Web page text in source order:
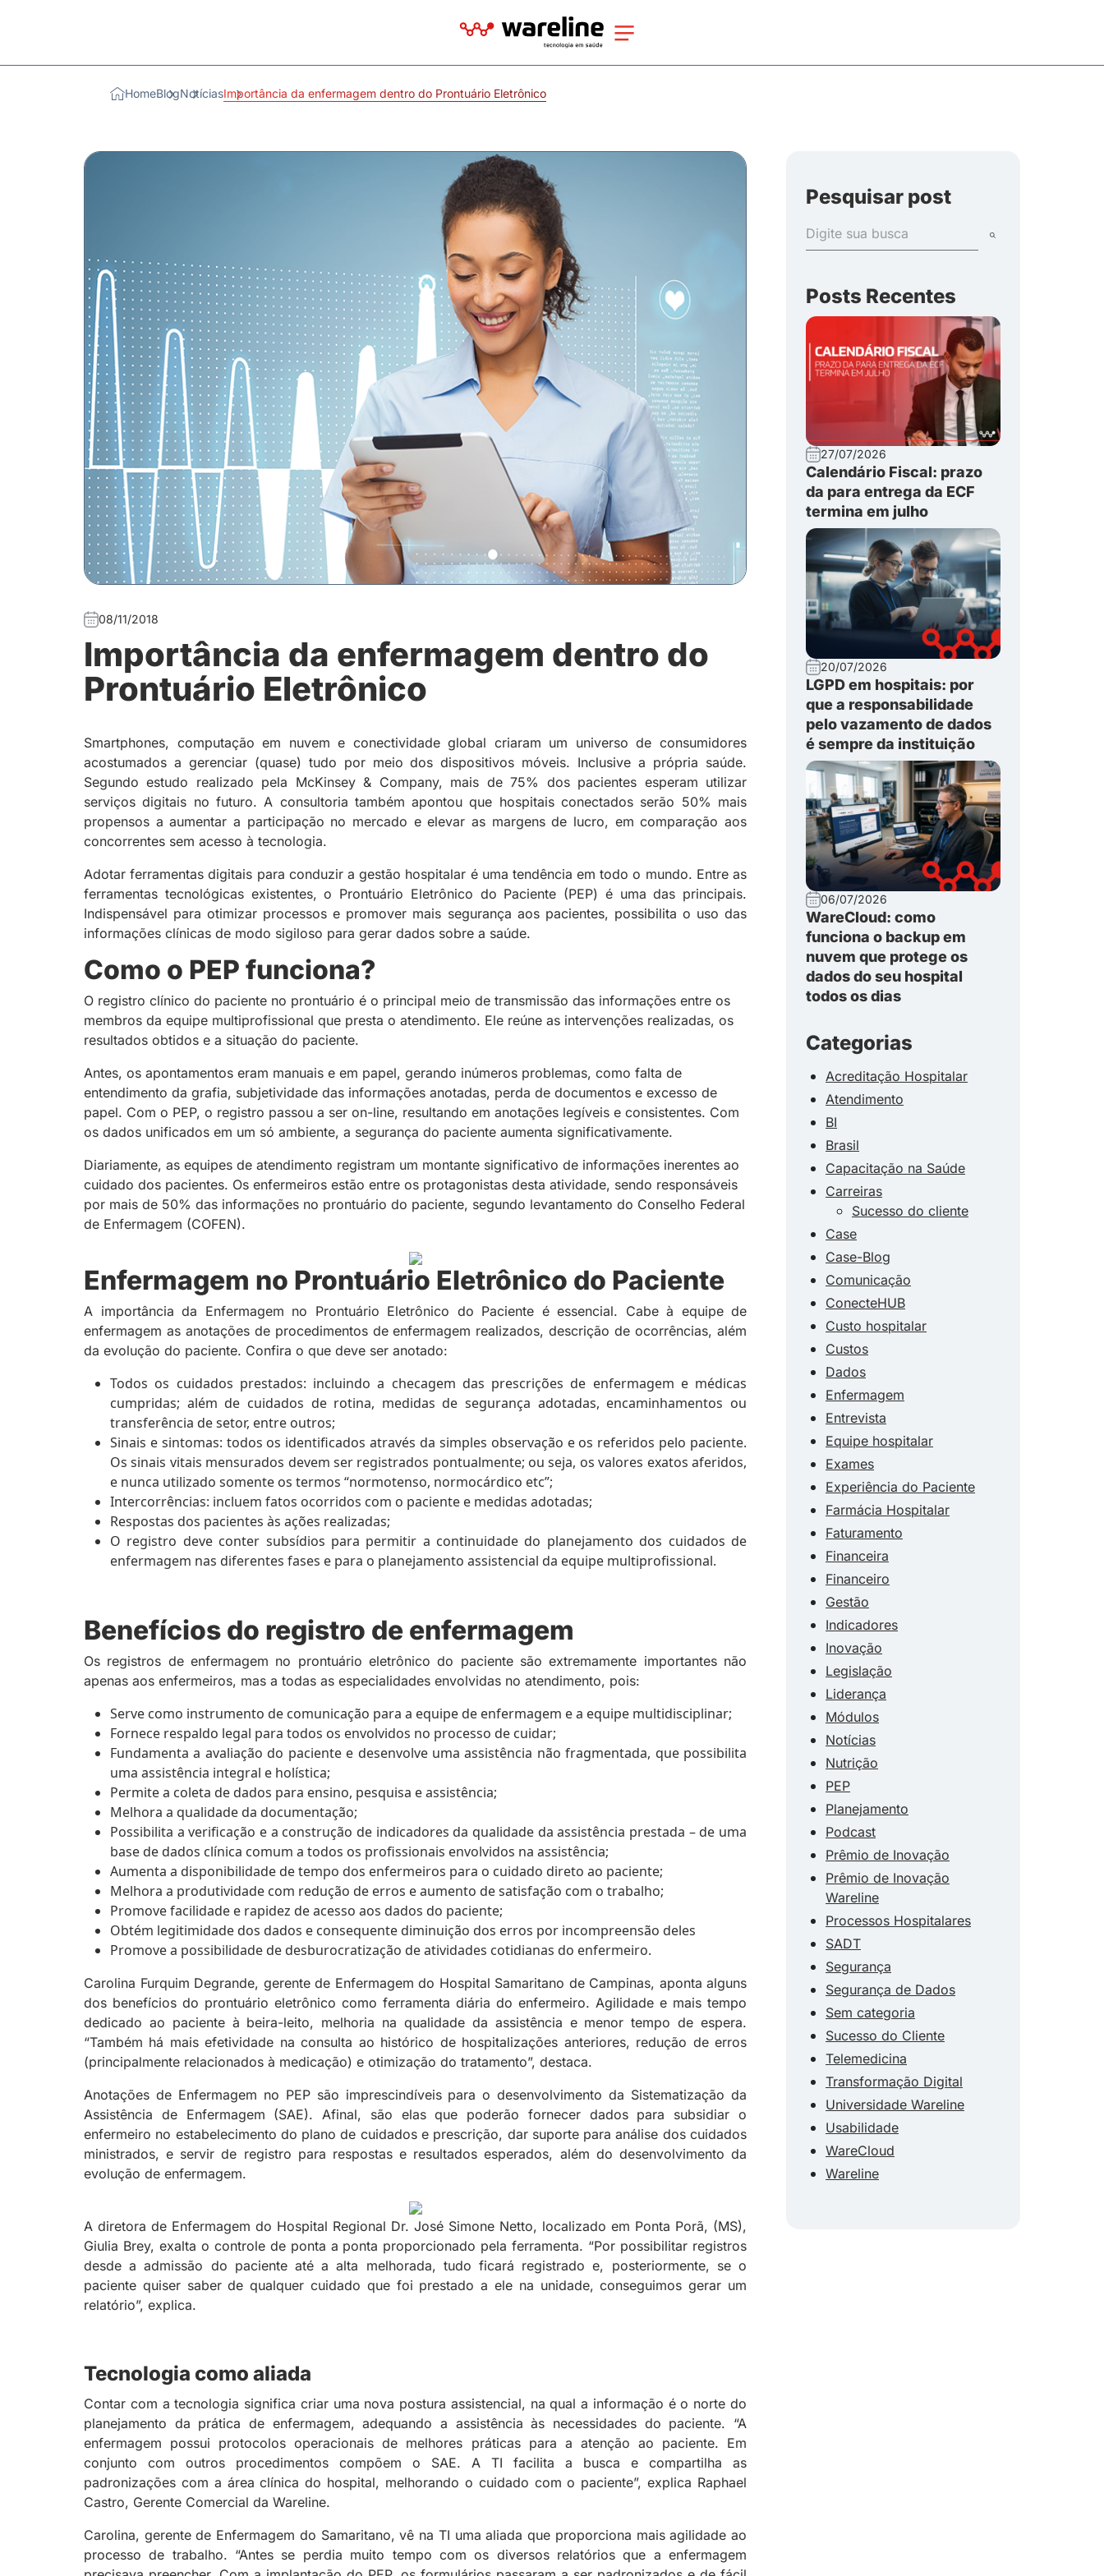
HomeBlogNotíciasImportância da enfermagem dentro do Prontuário Eletrônico
08/11/2018
Importância da enfermagem dentro do
Prontuário Eletrônico
Smartphones, computação em nuvem e conectividade global criaram um universo de consumidores
acostumados a gerenciar (quase) tudo por meio dos dispositivos móveis. Inclusive a própria saúde.
Segundo estudo realizado pela McKinsey & Company, mais de 75% dos pacientes esperam utilizar
serviços digitais no futuro. A consultoria também apontou que hospitais conectados serão 50% mais
propensos a aumentar a participação no mercado e elevar as margens de lucro, em comparação aos
concorrentes sem acesso à tecnologia.
Adotar ferramentas digitais para conduzir a gestão hospitalar é uma tendência em todo o mundo. Entre as
ferramentas tecnológicas existentes, o Prontuário Eletrônico do Paciente (PEP) é uma das principais.
Indispensável para otimizar processos e promover mais segurança aos pacientes, possibilita o uso das
informações clínicas de modo sigiloso para gerar dados sobre a saúde.
Como o PEP funciona?
O registro clínico do paciente no prontuário é o principal meio de transmissão das informações entre os
membros da equipe multiprofissional que presta o atendimento. Ele reúne as intervenções realizadas, os
resultados obtidos e a situação do paciente.
Antes, os apontamentos eram manuais e em papel, gerando inúmeros problemas, como falta de
entendimento da grafia, subjetividade das informações anotadas, perda de documentos e excesso de
papel. Com o PEP, o registro passou a ser on-line, resultando em anotações legíveis e consistentes. Com
os dados unificados em um só ambiente, a segurança do paciente aumenta significativamente.
Diariamente, as equipes de atendimento registram um montante significativo de informações inerentes ao
cuidado dos pacientes. Os enfermeiros estão entre os protagonistas desta atividade, sendo responsáveis
por mais de 50% das informações no prontuário do paciente, segundo levantamento do Conselho Federal
de Enfermagem (COFEN).
Enfermagem no Prontuário Eletrônico do Paciente
A importância da Enfermagem no Prontuário Eletrônico do Paciente é essencial. Cabe à equipe de
enfermagem as anotações de procedimentos de enfermagem realizados, descrição de ocorrências, além
da evolução do paciente. Confira o que deve ser anotado:
Todos os cuidados prestados: incluindo a checagem das prescrições de enfermagem e médicas
cumpridas; além de cuidados de rotina, medidas de segurança adotadas, encaminhamentos ou
transferência de setor, entre outros;
Sinais e sintomas: todos os identificados através da simples observação e os referidos pelo paciente.
Os sinais vitais mensurados devem ser registrados pontualmente; ou seja, os valores exatos aferidos,
e nunca utilizado somente os termos “normotenso, normocárdico etc”;
Intercorrências: incluem fatos ocorridos com o paciente e medidas adotadas;
Respostas dos pacientes às ações realizadas;
O registro deve conter subsídios para permitir a continuidade do planejamento dos cuidados de
enfermagem nas diferentes fases e para o planejamento assistencial da equipe multiprofissional.
Benefícios do registro de enfermagem
Os registros de enfermagem no prontuário eletrônico do paciente são extremamente importantes não
apenas aos enfermeiros, mas a todas as especialidades envolvidas no atendimento, pois:
Serve como instrumento de comunicação para a equipe de enfermagem e a equipe multidisciplinar;
Fornece respaldo legal para todos os envolvidos no processo de cuidar;
Fundamenta a avaliação do paciente e desenvolve uma assistência não fragmentada, que possibilita
uma assistência integral e holística;
Permite a coleta de dados para ensino, pesquisa e assistência;
Melhora a qualidade da documentação;
Possibilita a verificação e a construção de indicadores da qualidade da assistência prestada – de uma
base de dados clínica comum a todos os profissionais envolvidos na assistência;
Aumenta a disponibilidade de tempo dos enfermeiros para o cuidado direto ao paciente;
Melhora a produtividade com redução de erros e aumento de satisfação com o trabalho;
Promove facilidade e rapidez de acesso aos dados do paciente;
Obtém legitimidade dos dados e consequente diminuição dos erros por incompreensão deles
Promove a possibilidade de desburocratização de atividades cotidianas do enfermeiro.
Carolina Furquim Degrande, gerente de Enfermagem do Hospital Samaritano de Campinas, aponta alguns
dos benefícios do prontuário eletrônico como ferramenta diária do enfermeiro. Agilidade e mais tempo
dedicado ao paciente à beira-leito, melhoria na qualidade da assistência e menor tempo de espera.
“Também há mais efetividade na consulta ao histórico de hospitalizações anteriores, redução de erros
(principalmente relacionados à medicação) e otimização do tratamento”, destaca.
Anotações de Enfermagem no PEP são imprescindíveis para o desenvolvimento da Sistematização da
Assistência de Enfermagem (SAE). Afinal, são elas que poderão fornecer dados para subsidiar o
enfermeiro no estabelecimento do plano de cuidados e prescrição, dar suporte para análise dos cuidados
ministrados, e servir de registro para respostas e resultados esperados, além do desenvolvimento da
evolução de enfermagem.
A diretora de Enfermagem do Hospital Regional Dr. José Simone Netto, localizado em Ponta Porã, (MS),
Giulia Brey, exalta o controle de ponta a ponta proporcionado pela ferramenta. “Por possibilitar registros
desde a admissão do paciente até a alta melhorada, tudo ficará registrado e, posteriormente, se o
paciente quiser saber de qualquer cuidado que foi prestado a ele na unidade, conseguimos gerar um
relatório”, explica.
Tecnologia como aliada
Contar com a tecnologia significa criar uma nova postura assistencial, na qual a informação é o norte do
planejamento da prática de enfermagem, adequando a assistência às necessidades do paciente. “A
enfermagem possui protocolos operacionais de melhores práticas para a atenção ao paciente. Em
conjunto com outros procedimentos compõem o SAE. A TI facilita a busca e compartilha as
padronizações com a área clínica do hospital, melhorando o cuidado com o paciente”, explica Raphael
Castro, Gerente Comercial da Wareline.
Carolina, gerente de Enfermagem do Samaritano, vê na TI uma aliada que proporciona mais agilidade ao
processo de trabalho. “Antes se perdia muito tempo com os diversos relatórios que a enfermagem
Pesquisar post
Posts Recentes
27/07/2026
Calendário Fiscal: prazo
da para entrega da ECF
termina em julho
20/07/2026
LGPD em hospitais: por
que a responsabilidade
pelo vazamento de dados
é sempre da instituição
06/07/2026
WareCloud: como
funciona o backup em
nuvem que protege os
dados do seu hospital
todos os dias
Categorias
Acreditação Hospitalar
Atendimento
BI
Brasil
Capacitação na Saúde
Carreiras
Sucesso do cliente
Case
Case-Blog
Comunicação
ConecteHUB
Custo hospitalar
Custos
Dados
Enfermagem
Entrevista
Equipe hospitalar
Exames
Experiência do Paciente
Farmácia Hospitalar
Faturamento
Financeira
Financeiro
Gestão
Indicadores
Inovação
Legislação
Liderança
Módulos
Notícias
Nutrição
PEP
Planejamento
Podcast
Prêmio de Inovação
Prêmio de Inovação
Wareline
Processos Hospitalares
SADT
Segurança
Segurança de Dados
Sem categoria
Sucesso do Cliente
Telemedicina
Transformação Digital
Universidade Wareline
Usabilidade
WareCloud
Wareline